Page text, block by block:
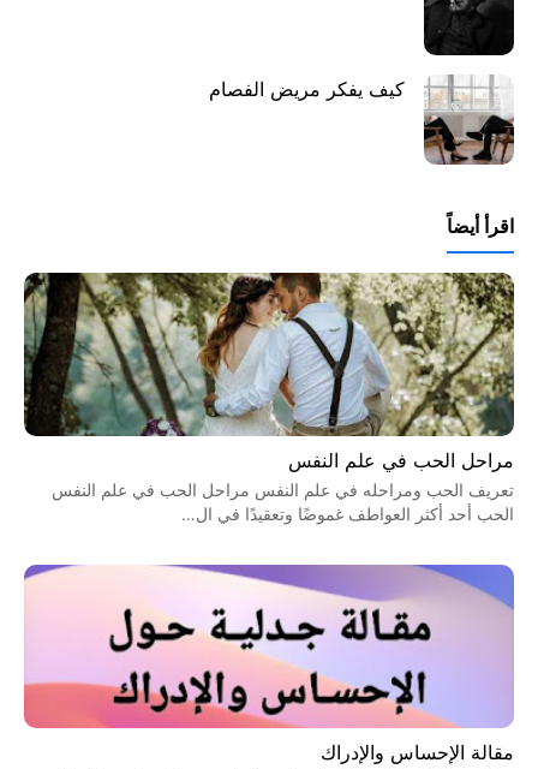
كيف يفكر مريض الفصام
اقرأ أيضاً
مراحل الحب في علم النفس
تعريف الحب ومراحله في علم النفس مراحل الحب في علم النفس
الحب أحد أكثر العواطف غموضًا وتعقيدًا في ال…
مقالة الإحساس والإدراك